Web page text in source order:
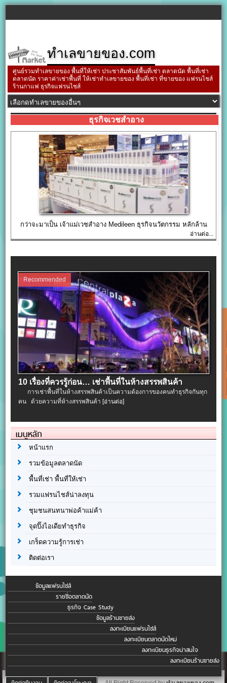
ทำเลขายของ.com
ศูนย์รวมทำเลขายของ พื้นที่ให้เช่า ประชาสัมพันธ์พื้นที่เช่า ตลาดนัด พื้นที่เช่า
ตลาดนัด ราคาค่าเช่าพื้นที่ ให้เช่าทำเลขายของ พื้นที่เช่า ที่ขายของ แฟรนไชส์
ร้านกาแฟ ธุรกิจแฟรนไชส์
ธุรกิจเวชสำอาง
กว่าจะมาเป็น เจ้าแม่เวชสำอาง Medileen ธุรกิจนวัตกรรม หลักล้าน
อ่านต่อ...
Recommended
10 เรื่องที่ควรรู้ก่อน… เช่าพื้นที่ในห้างสรรพสินค้า
การเช่าพื้นที่ในห้างสรรพสินค้าเป็นความต้องการของคนทำธุรกิจกันทุก
คน ด้วยความที่ห้างสรรพสินค้า[อ่านต่อ]
เมนูหลัก
หน้าแรก
รวมข้อมูลตลาดนัด
พื้นที่เช่า พื้นที่ให้เช่า
รวมแฟรนไชส์น่าลงทุน
ชุมชนสนทนาพ่อค้าแม่ค้า
จุดปิ๊งไอเดียทำธุรกิจ
เกร็ดความรู้การเช่า
ติดต่อเรา
ข้อมูลแฟรนไชส์
รายชื่อตลาดนัด
ธุรกิจ Case Study
ข้อมูลร้านขายส่ง
ลงทะเบียนแฟรนไชส์
ลงทะเบียนตลาดนัดใหม่
ลงทะเบียนธุรกิจน่าสนใจ
ลงทะเบียนร้านขายส่ง